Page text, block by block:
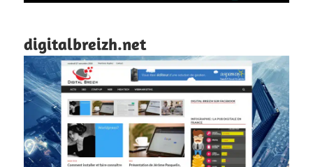
digitalbreizh.net